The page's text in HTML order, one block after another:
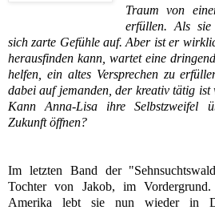
Traum von
erfüllen. Als
sich zarte Gefühle auf. Aber ist er
herausfinden kann, wartet eine
helfen, ein altes Versprechen zu
dabei auf jemanden, der kreativ tätig
Kann Anna-Lisa ihre Selbstzweifel
Zukunft öffnen?
Im letzten Band der
Tochter von Jakob, im
Amerika lebt sie nun wieder in